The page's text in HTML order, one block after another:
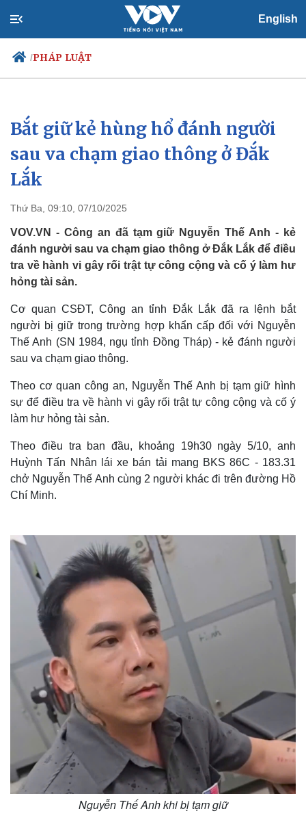
English
/PHÁP LUẬT
Chính trị
Tổ chức nhân sự
Quốc hội
Xã hội
Tin 24h
Dự báo thời tiết
Bắt giữ kẻ hùng hổ đánh người
sau va chạm giao thông ở Đắk
Lắk
Thứ Ba, 09:10, 07/10/2025
VOV.VN - Công an đã tạm giữ Nguyễn Thế Anh - kẻ
đánh người sau va chạm giao thông ở Đắk Lắk để điều
tra về hành vi gây rối trật tự công cộng và cố ý làm hư
hỏng tài sản.
Cơ quan CSĐT, Công an tỉnh Đắk Lắk đã ra lệnh bắt
người bị giữ trong trường hợp khẩn cấp đối với Nguyễn
Thế Anh (SN 1984, ngụ tỉnh Đồng Tháp) - kẻ đánh người
sau va chạm giao thông.
Theo cơ quan công an, Nguyễn Thế Anh bị tạm giữ hình
sự để điều tra về hành vi gây rối trật tự công cộng và cố ý
làm hư hỏng tài sản.
Theo điều tra ban đầu, khoảng 19h30 ngày 5/10, anh
Huỳnh Tấn Nhân lái xe bán tải mang BKS 86C - 183.31
chở Nguyễn Thế Anh cùng 2 người khác đi trên đường Hồ
Chí Minh.
Nguyễn Thế Anh khi bị tạm giữ